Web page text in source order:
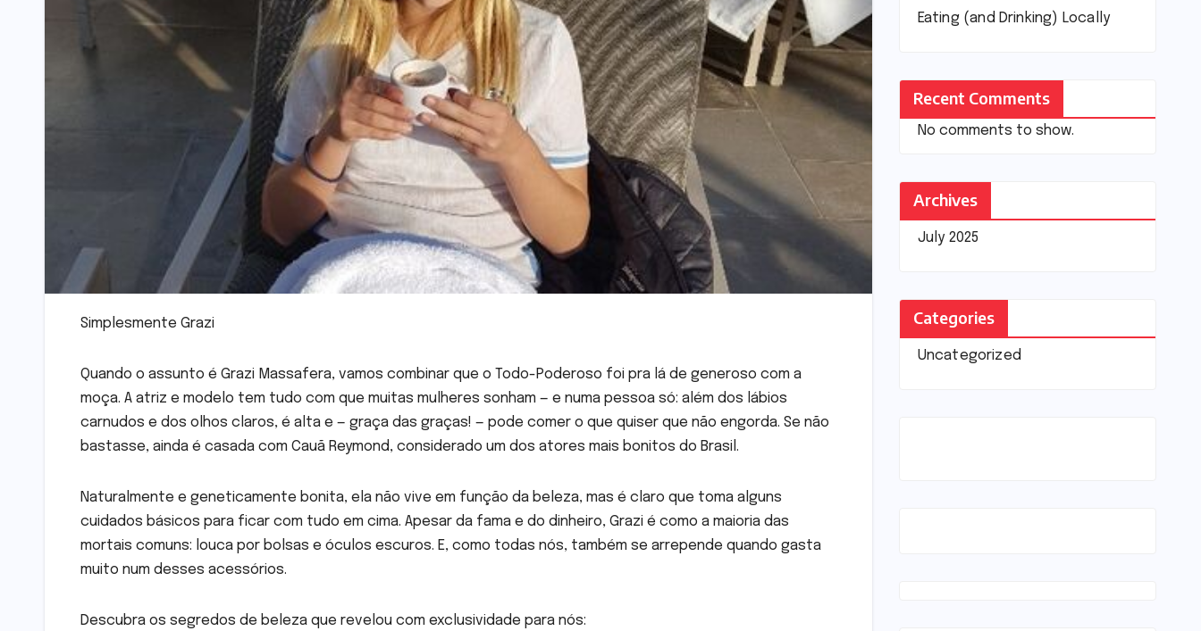
Simplesmente Grazi
Quando o assunto é Grazi Massafera, vamos combinar que o Todo-Poderoso foi pra lá de generoso com a
moça. A atriz e modelo tem tudo com que muitas mulheres sonham — e numa pessoa só: além dos lábios
carnudos e dos olhos claros, é alta e — graça das graças! — pode comer o que quiser que não engorda. Se não
bastasse, ainda é casada com Cauã Reymond, considerado um dos atores mais bonitos do Brasil.
Naturalmente e geneticamente bonita, ela não vive em função da beleza, mas é claro que toma alguns
cuidados básicos para ficar com tudo em cima. Apesar da fama e do dinheiro, Grazi é como a maioria das
mortais comuns: louca por bolsas e óculos escuros. E, como todas nós, também se arrepende quando gasta
muito num desses acessórios.
Descubra os segredos de beleza que revelou com exclusividade para nós:
Eating (and Drinking) Locally
Recent Comments
No comments to show.
Archives
July 2025
Categories
Uncategorized